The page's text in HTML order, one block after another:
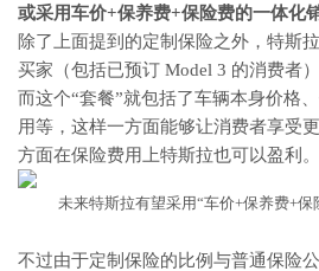
或采用车价+保养费+保险费的一体化
除了上面提到的定制保险之外，特斯
买家（包括已预订 Model 3 的消费者
而这个“套餐”就包括了车辆本身价格
用等，这样一方面能够让消费者享受
方面在保险费用上特斯拉也可以盈利。
未来特斯拉有望采用“车价+保养费+保
不过由于定制保险的比例与普通保险